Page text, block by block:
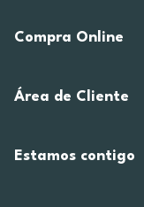
Compra Online
Área de Cliente
Estamos contigo